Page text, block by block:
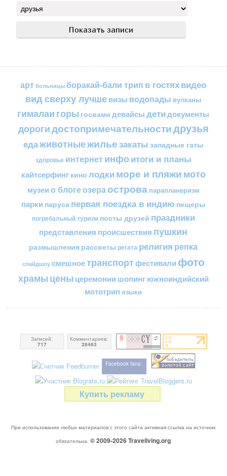
арт больницы боракай-бали трип в гостяхвидео
вид сверху лучшевизы водопады вулканы
гималаи горы госвами девайсы детидокументы
дорогидостопримечательностидрузья
едаживотныежильезакаты западные гаты
здоровье интернетинфоитоги и планы
кайтсерфинг кино лодкиморе и пляжимото
музеи о блогеозераострова парапланеризм
парки паруса первая поездка в индию пещеры
погребальный туризм посты друзей праздники
представления происшествия пушкин
размышления рассветы регата религия репка
слайдшоу смешноетранспортфестивали фото
храмы цены церемонии шопингюжноиндийский
мототрип языки
Записей:
717
Комментариев:
28463
Facebook fans:
Купить рекламу
При использовании любых материалов с этого сайта активная ссылка на источник
обязательна. © 2009-2026Traveliving.org